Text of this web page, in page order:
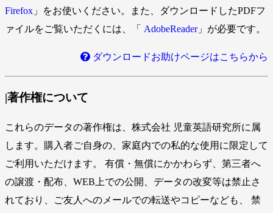
Firefox 」をお使いください。また、ダウンロードしたPDFフ
ァイルをご覧いただくには、「
AdobeReader」が必要です。
ダウンロードお助けページはこちらから
|著作権について
これらのデータの著作権は、株式会社 児童英語研究所に属
します。購入者ご自身の、家庭内での私的な使用に限定して
ご利用いただけます。 有償・無償にかかわらず、第三者へ
の譲渡・配布、WEB上での公開、データの改変等は禁止さ
れており、ご友人へのメールでの転送やコピーなども、 禁